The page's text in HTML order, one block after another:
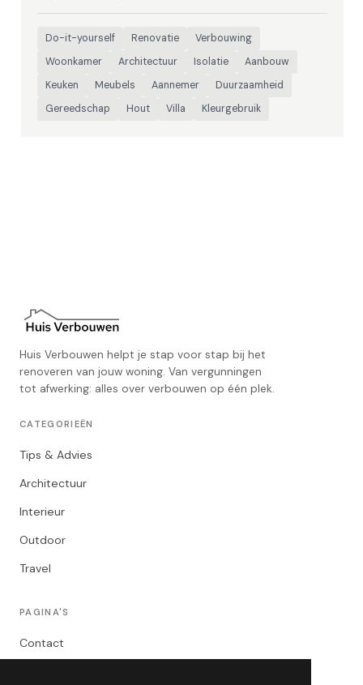
Do-it-yourself Renovatie
Verbouwing
Woonkamer
Architectuur Isolatie
Aanbouw
Keuken
Meubels Aannemer
Duurzaamheid
Gereedschap
Hout Villa Kleurgebruik
Huis Verbouwen helpt je stap voor stap bij het
renoveren van jouw woning. Van vergunningen
tot afwerking: alles over verbouwen op één plek.
CATEGORIEËN
Tips & Advies
Architectuur
Interieur
Outdoor
Travel
PAGINA'S
Contact